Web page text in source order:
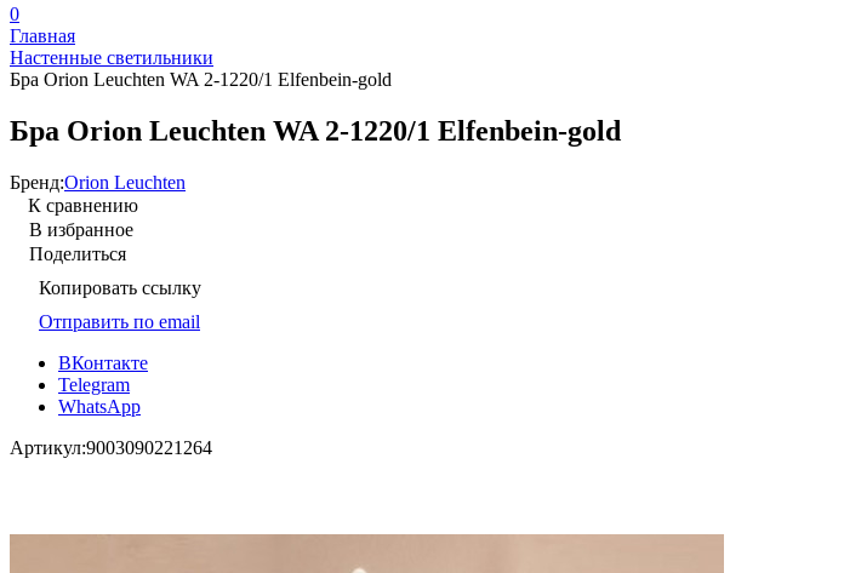
0
Главная
Настенные светильники
Бра Orion Leuchten WA 2-1220/1 Elfenbein-gold
Бра Orion Leuchten WA 2-1220/1 Elfenbein-gold
Бренд:Orion Leuchten
К сравнению
В избранное
Поделиться
Копировать ссылку
Отправить по email
ВКонтакте
Telegram
WhatsApp
Артикул:9003090221264